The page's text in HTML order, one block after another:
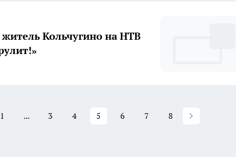
Кольчугино на НТВ
1 ... 3 4 5 6 7 8